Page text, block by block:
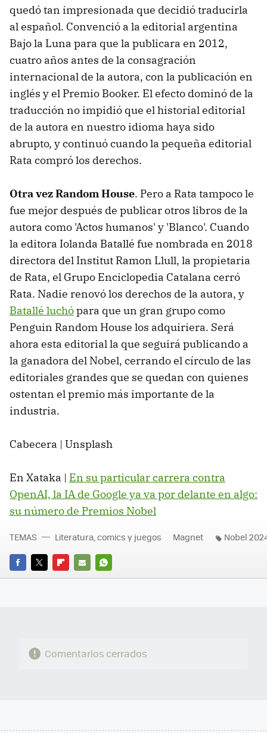
quedó tan impresionada que decidió traducirla
al español. Convenció a la editorial argentina
Bajo la Luna para que la publicara en 2012,
cuatro años antes de la consagración
internacional de la autora, con la publicación en
inglés y el Premio Booker. El efecto dominó de la
traducción no impidió que el historial editorial
de la autora en nuestro idioma haya sido
abrupto, y continuó cuando la pequeña editorial
Rata compró los derechos.
Otra vez Random House. Pero a Rata tampoco le
fue mejor después de publicar otros libros de la
autora como 'Actos humanos' y 'Blanco'. Cuando
la editora Iolanda Batallé fue nombrada en 2018
directora del Institut Ramon Llull, la propietaria
de Rata, el Grupo Enciclopedia Catalana cerró
Rata. Nadie renovó los derechos de la autora, y
Batallé luchópara que un gran grupo como
Penguin Random House los adquiriera. Será
ahora esta editorial la que seguirá publicando a
la ganadora del Nobel, cerrando el círculo de las
editoriales grandes que se quedan con quienes
ostentan el premio más importante de la
industria.
Cabecera | Unsplash
En Xataka | En su particular carrera contra
OpenAI, la IA de Google ya va por delante en algo:
su número de Premios Nobel
FACEBOOK
TWITTERFLIPBOARD
E-
WHATSAPP
TEMAS Literatura, comics y juegos Magnet Nobel
Comentarios cerrados